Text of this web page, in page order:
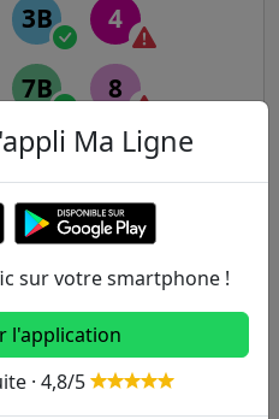
3B 4
7B 8
12 13
D E
Ma Ligne
sur votre smartphone !
l'application
· 4,8/5